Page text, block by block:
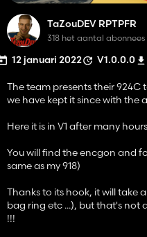
TaZouDEV RPTPFR
318 het aantal abonnees
12 januari 2022 V1.0.0.0
The team presents their 924C
we have kept it since with the
Here it is in V1 after many
You will find the encgon and
same as my 918)
Thanks to its hook, it will take
bag ring etc ...), but that's not
!!!